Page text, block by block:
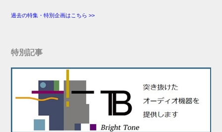
過去の特集・特別企画はこちら >>
特別記事